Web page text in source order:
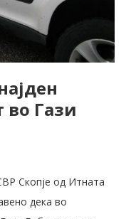
во Гази
Скопје од Итната
дека во